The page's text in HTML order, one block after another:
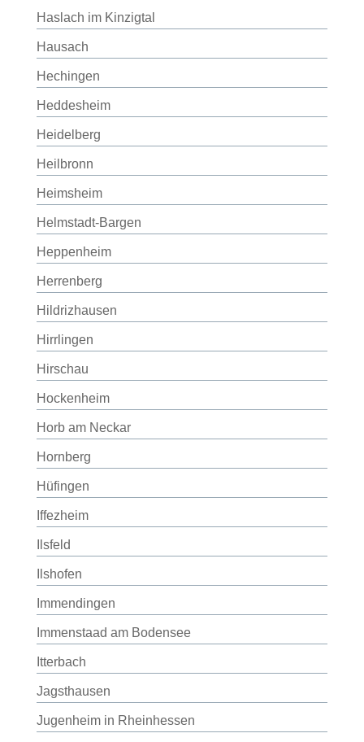
Haslach im Kinzigtal
Hausach
Hechingen
Heddesheim
Heidelberg
Heilbronn
Heimsheim
Helmstadt-Bargen
Heppenheim
Herrenberg
Hildrizhausen
Hirrlingen
Hirschau
Hockenheim
Horb am Neckar
Hornberg
Hüfingen
Iffezheim
Ilsfeld
Ilshofen
Immendingen
Immenstaad am Bodensee
Itterbach
Jagsthausen
Jugenheim in Rheinhessen